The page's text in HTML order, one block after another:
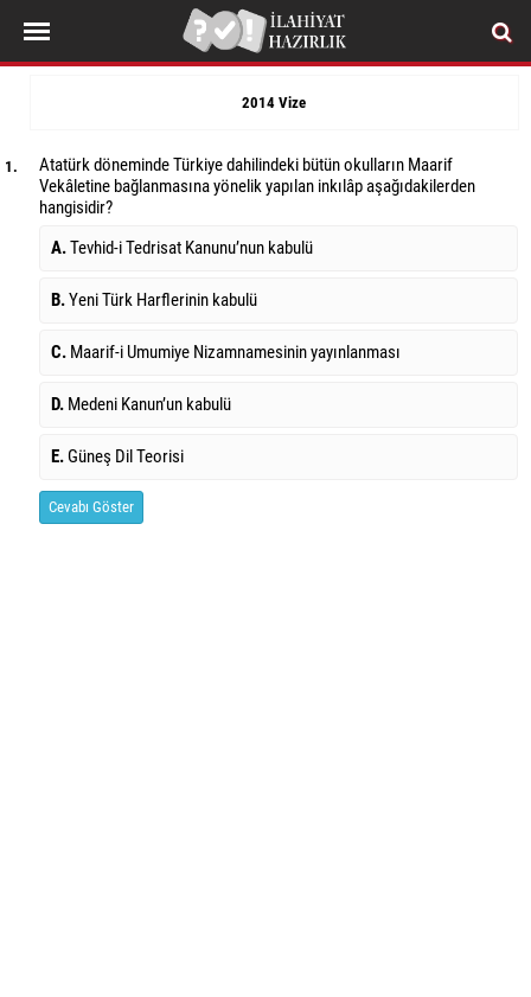
2014 Vize
1.
Atatürk döneminde Türkiye dahilindeki bütün okulların Maarif
Vekâletine bağlanmasına yönelik yapılan inkılâp aşağıdakilerden
hangisidir?
A.Tevhid-i Tedrisat Kanunu’nun kabulü
B.Yeni Türk Harflerinin kabulü
C. Maarif-i Umumiye Nizamnamesinin yayınlanması
D. Medeni Kanun’un kabulü
E.Güneş Dil Teorisi
Cevabı Göster